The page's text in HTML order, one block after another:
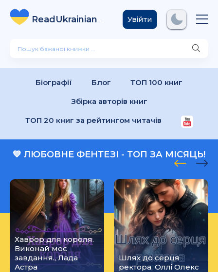
ReadUkrainian
Books .com
Увійти
Біографії Блог ТОП 100 книг
Збірка авторів книг
ТОП 20 книг за рейтингом читачів
💙 ЛЮБОВНЕ ФЕНТЕЗІ - ТОП ЗА МІСЯЦЬ!
Хаврор для короля.
Виконай моє
завдання., Лада
Астра
Шлях до серця
ректора, Оллі Олекс